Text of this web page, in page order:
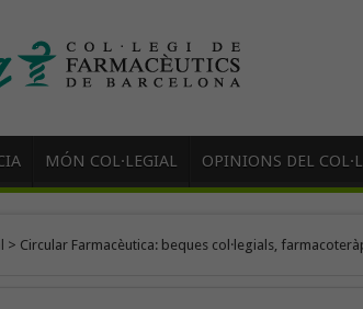
MÓN COL·LEGIAL OPINIONS DEL
> Circular Farmacèutica: beques col·legials,